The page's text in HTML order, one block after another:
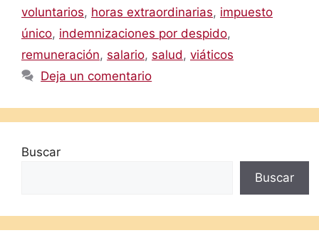
voluntarios, horas extraordinarias, impuesto
único, indemnizaciones por despido,
remuneración, salario, salud , viáticos
Deja un comentario
Buscar
Buscar